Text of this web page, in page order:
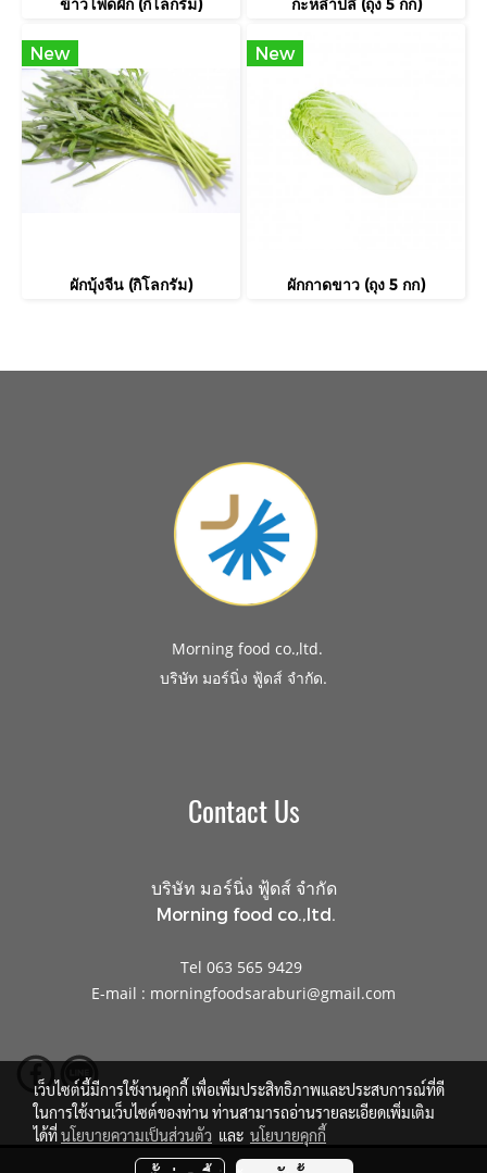
ข้าวโพดฝัก (กิโลกรัม) กะหล่ำปลี (ถุง 5 กก)
New
ผักบุ้งจีน (กิโลกรัม)
New
ผักกาดขาว (ถุง 5 กก)
Morning food co.,ltd.
บริษัท มอร์นิ่ง ฟู้ดส์ จำกัด.
Contact Us
บริษัท มอร์นิ่ง ฟู้ดส์ จำกัด
Morning food co.,ltd.
Tel 063 565 9429
E-mail : morningfoodsaraburi@gmail.com
© Copyright 2016 All right reserved.
เว็บไซต์นี้มีการใช้งานคุกกี้ เพื่อเพิ่มประสิทธิภาพและประสบการณ์ที่ดี
ในการใช้งานเว็บไซต์ของท่าน ท่านสามารถอ่านรายละเอียดเพิ่มเติม
ได้ที่นโยบายความเป็นส่วนตัว และ นโยบายคุกกี้